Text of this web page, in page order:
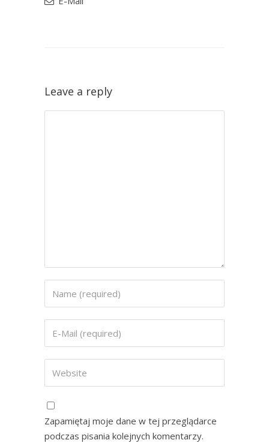
Leave a reply
Zapamiętaj moje dane w tej przeglądarce
podczas pisania kolejnych komentarzy.